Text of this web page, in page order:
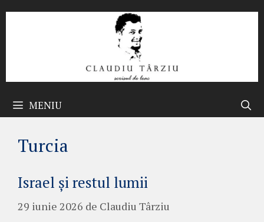
MENIU
Turcia
Israel și restul lumii
29 iunie 2026 de Claudiu Târziu